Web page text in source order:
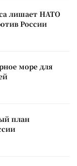
лишает НАТО
России
море для
план